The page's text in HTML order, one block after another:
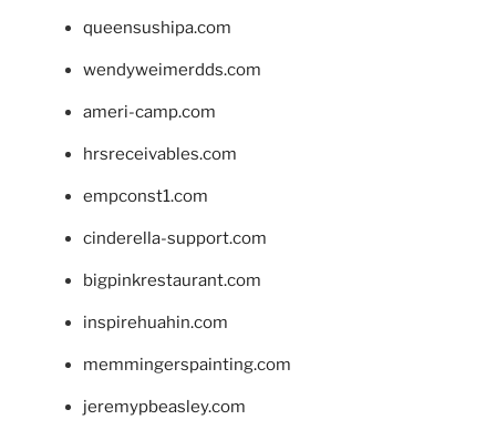
queensushipa.com
wendyweimerdds.com
ameri-camp.com
hrsreceivables.com
empconst1.com
cinderella-support.com
bigpinkrestaurant.com
inspirehuahin.com
memmingerspainting.com
jeremypbeasley.com